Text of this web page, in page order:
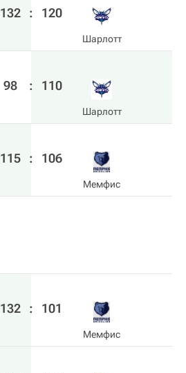
132 : 120
Шарлотт
98 : 110
Шарлотт
115 : 106
Мемфис
132 : 101
Мемфис